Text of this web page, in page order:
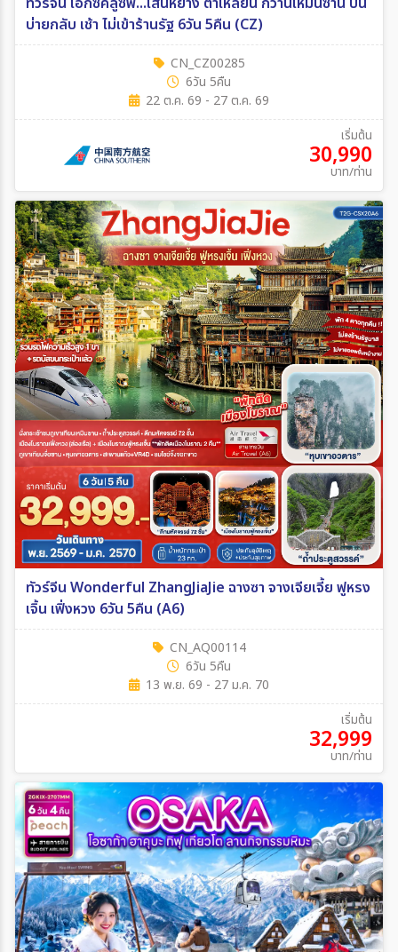
บ่ายกลับ เช้า ไม่เข้าร้านรัฐ 6วัน 5คืน (CZ)
CN_CZ00285
6วัน 5คืน
22 ต.ค. 69 - 27 ต.ค. 69
เริ่มต้น
30,990
บาท/ท่าน
ทัวร์จีน Wonderful ZhangJiaJie ฉางซา จางเจียเจี้ย ฟูหรง
เจิ้น เฟิ่งหวง 6วัน 5คืน (A6)
CN_AQ00114
6วัน 5คืน
13 พ.ย. 69 - 27 ม.ค. 70
เริ่มต้น
32,999
บาท/ท่าน